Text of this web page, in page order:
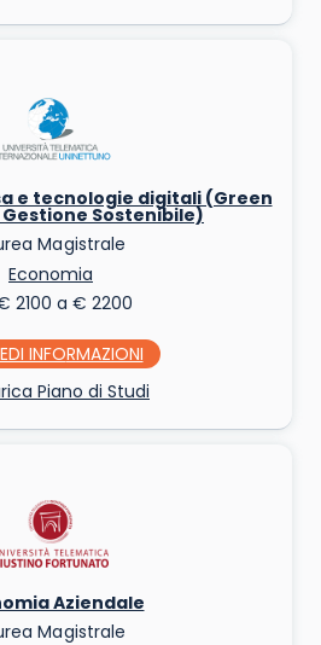
e tecnologie digitali (Green
Gestione Sostenibile)
Magistrale
Economia
2100 a € 2200
INFO
Piano di Studi
Aziendale
Magistrale